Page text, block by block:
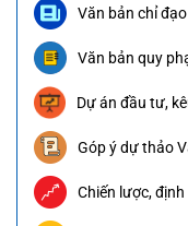
Văn bản chỉ
Văn bản quy
Dự án đầu tư,
Góp ý dự thảo
Chiến lược,